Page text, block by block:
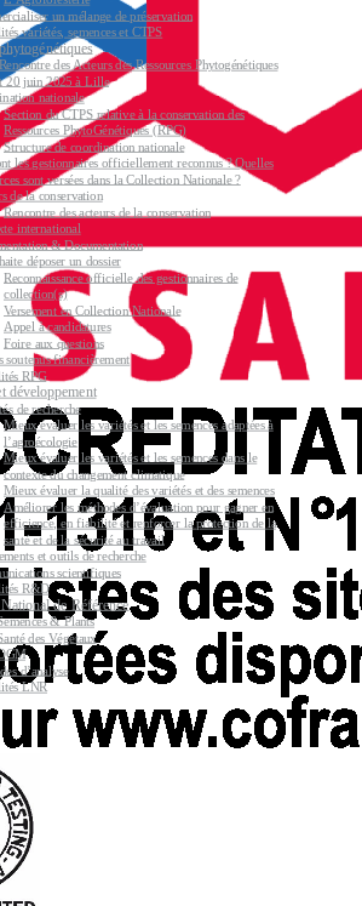
un mélange de préservation
variétés, semences et CTPS
des Acteurs des Ressources Phytogénétiques
20 juin 2025 à Lille
nationale
Section du CTPS relative à la conservation des
Ressources PhytoGénétiques (RPG)
Structure de coordination nationale
les gestionnaires officiellement reconnus ? Quelles
sont versées dans la Collection Nationale ?
de la conservation
Rencontre des acteurs de la conservation
international
& Documentation
déposer un dossier
Reconnaissance officielle des gestionnaires de
collection(s)
Versement en Collection Nationale
Appel à candidatures
Foire aux questions
soutenus financièrement
RPG
développement
de recherche
Mieux évaluer les variétés et les semences adaptées à
l’agroécologie
Mieux évaluer les variétés et les semences dans le
contexte du changement climatique
Mieux évaluer la qualité des variétés et des semences
Améliorer les méthodes d’évaluation pour gagner en
efficience, en fiabilité et renforcer la protection de la
santé et de la sécurité au travail
et outils de recherche
scientifiques
R&D
de Référence
& Plants
des Végétaux
d’analyse
LNR